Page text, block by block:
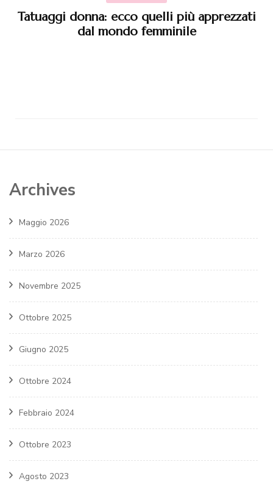
Tatuaggi donna: ecco quelli più apprezzati
dal mondo femminile
Archives
Maggio 2026
Marzo 2026
Novembre 2025
Ottobre 2025
Giugno 2025
Ottobre 2024
Febbraio 2024
Ottobre 2023
Agosto 2023